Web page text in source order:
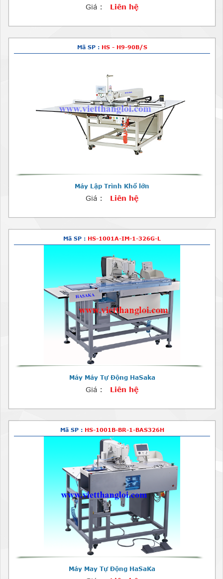
Giá : Liên hệ
Mã SP : HS - H9-90B/S
Máy Lập Trình Khổ lớn
Giá : Liên hệ
Mã SP : HS-1001A-IM-1-326G-L
Máy Máy Tự Động HaSaka
Giá : Liên hệ
Mã SP : HS-1001B-BR-1-BAS326H
Máy May Tự Động HaSaKa